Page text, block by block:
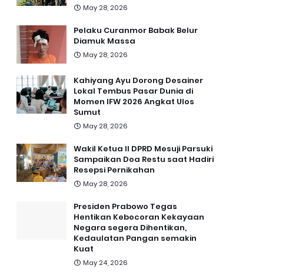
May 28, 2026
Pelaku Curanmor Babak Belur
Diamuk Massa
May 28, 2026
Kahiyang Ayu Dorong Desainer
Lokal Tembus Pasar Dunia di
Momen IFW 2026 Angkat Ulos
Sumut
May 28, 2026
Wakil Ketua II DPRD Mesuji Parsuki
Sampaikan Doa Restu saat Hadiri
Resepsi Pernikahan
May 28, 2026
Presiden Prabowo Tegas
Hentikan Kebocoran Kekayaan
Negara segera Dihentikan,
Kedaulatan Pangan semakin
Kuat
May 24, 2026